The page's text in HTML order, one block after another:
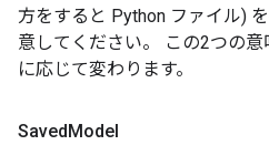
方をすると Python ファイル)
意してください。 この2つの
に応じて変わります。
SavedModel